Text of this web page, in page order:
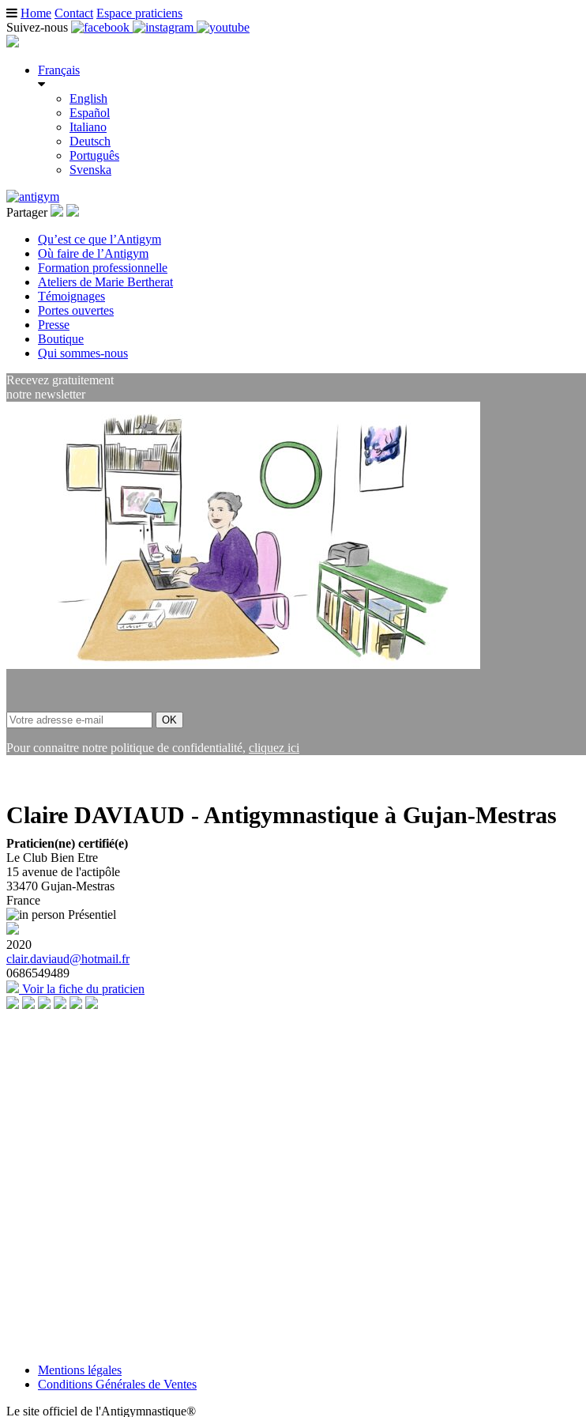
Home Contact Espace praticiens
Suivez-nous
Français
English
Español
Italiano
Deutsch
Português
Svenska
Partager
Qu’est ce que l’Antigym
Où faire de l’Antigym
Formation professionnelle
Ateliers de Marie Bertherat
Témoignages
Portes ouvertes
Presse
Boutique
Qui sommes-nous
Recevez gratuitement
notre newsletter
Pour connaitre notre politique de confidentialité, cliquez ici
Claire DAVIAUD - Antigymnastique à Gujan-Mestras
Praticien(ne) certifié(e)
Le Club Bien Etre
15 avenue de l'actipôle
33470 Gujan-Mestras
France
Présentiel
2020
clair.daviaud@hotmail.fr
0686549489
Voir la fiche du praticien
Mentions légales
Conditions Générales de Ventes
Le site officiel de l'Antigymnastique®